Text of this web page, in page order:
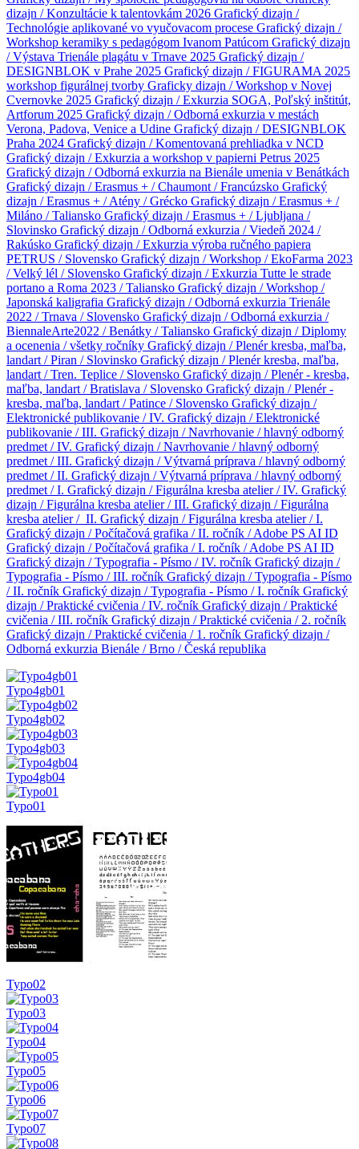
dizajn / Konzultácie k talentovkám 2026 Grafický dizajn /
Technológie aplikované vo vyučovacom procese Grafický dizajn /
Workshop keramiky s pedagógom Ivanom Patúcom Grafický dizajn
/ Výstava Trienále plagátu v Trnave 2025 Grafický dizajn /
DESIGNBLOK v Prahe 2025 Grafický dizajn / FIGURAMA 2025
workshop figurálnej tvorby Graficky dizajn / Workshop v Novej
Cvernovke 2025 Grafický dizajn / Exkurzia SOGA, Poľský inštitút,
Artforum 2025 Grafický dizajn / Odborná exkurzia v mestách
Verona, Padova, Venice a Udine Grafický dizajn / DESIGNBLOK
Praha 2024 Grafický dizajn / Komentovaná prehliadka v NCD
Grafický dizajn / Exkurzia a workshop v papierni Petrus 2025
Grafický dizajn / Odborná exkurzia na Bienále umenia v Benátkách
Grafický dizajn / Erasmus + / Chaumont / Francúzsko Grafický
dizajn / Erasmus + / Atény / Grécko Grafický dizajn / Erasmus + /
Miláno / Taliansko Grafický dizajn / Erasmus + / Ljubljana /
Slovinsko Grafický dizajn / Odborná exkurzia / Viedeň 2024 /
Rakúsko Grafický dizajn / Exkurzia výroba ručného papiera
PETRUS / Slovensko Grafický dizajn / Workshop / EkoFarma 2023
/ Velký lél / Slovensko Grafický dizajn / Exkurzia Tutte le strade
portano a Roma 2023 / Taliansko Grafický dizajn / Workshop /
Japonská kaligrafia Grafický dizajn / Odborná exkurzia Trienále
2022 / Trnava / Slovensko Grafický dizajn / Odborná exkurzia /
BiennaleArte2022 / Benátky / Taliansko Grafický dizajn / Diplomy
a ocenenia / všetky ročníky Grafický dizajn / Plenér kresba, maľba,
landart / Piran / Slovinsko Grafický dizajn / Plenér kresba, maľba,
landart / Tren. Teplice / Slovensko Grafický dizajn / Plenér - kresba,
maľba, landart / Bratislava / Slovensko Grafický dizajn / Plenér -
kresba, maľba, landart / Patince / Slovensko Grafický dizajn /
Elektronické publikovanie / IV. Grafický dizajn / Elektronické
publikovanie / III. Grafický dizajn / Navrhovanie / hlavný odborný
predmet / IV. Grafický dizajn / Navrhovanie / hlavný odborný
predmet / III. Grafický dizajn / Výtvarná príprava / hlavný odborný
predmet / II. Grafický dizajn / Výtvarná príprava / hlavný odborný
predmet / I. Grafický dizajn / Figurálna kresba atelier / IV. Grafický
dizajn / Figurálna kresba atelier / III. Grafický dizajn / Figurálna
kresba atelier / II. Grafický dizajn / Figurálna kresba atelier / I.
Grafický dizajn / Počítačová grafika / II. ročník / Adobe PS AI ID
Grafický dizajn / Počítačová grafika / I. ročník / Adobe PS AI ID
Grafický dizajn / Typografia - Písmo / IV. ročník Grafický dizajn /
Typografia - Písmo / III. ročník Grafický dizajn / Typografia - Písmo
/ II. ročník Grafický dizajn / Typografia - Písmo / I. ročník Grafický
dizajn / Praktické cvičenia / IV. ročník Grafický dizajn / Praktické
cvičenia / III. ročník Grafický dizajn / Praktické cvičenia / 2. ročník
Grafický dizajn / Praktické cvičenia / 1. ročník Grafický dizajn /
Odborná exkurzia Bienále / Brno / Česká republika
Typo4gb01
Typo4gb02
Typo4gb03
Typo4gb04
Typo01
Typo02
Typo03
Typo04
Typo05
Typo06
Typo07